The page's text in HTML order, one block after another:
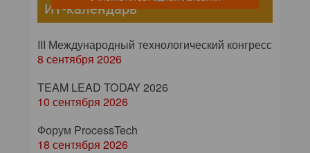
ИТ-календарь
III Международный технологический конгресс
8 сентября 2026
TEAM LEAD TODAY 2026
10 сентября 2026
Форум ProcessTech
18 сентября 2026